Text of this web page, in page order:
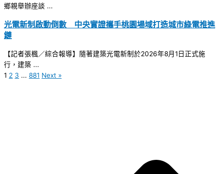
鄉親舉辦座談 ...
光電新制啟動倒數 中央實證攜手桃園場域打造城市綠電推進
鏈
【記者張楓／綜合報導】隨著建築光電新制於2026年8月1日正式施
行，建築 ...
1 2 3 ... 881 Next »